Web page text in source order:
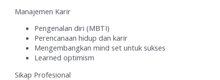
Manajemen Karir
Pengenalan diri (MBTI)
Perencanaan hidup dan karir
Mengembangkan mind set untuk sukses
Learned optimism
Sikap Profesional